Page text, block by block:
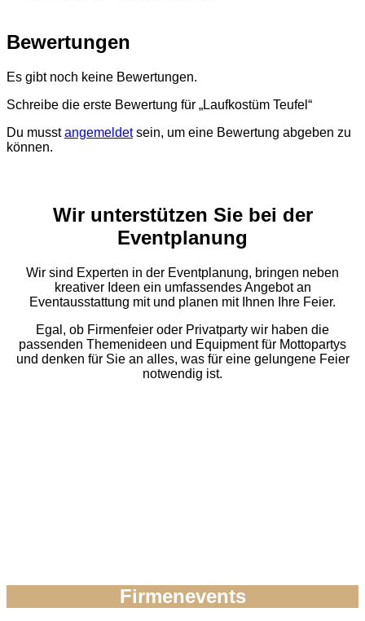
Bewertungen
Es gibt noch keine Bewertungen.
Schreibe die erste Bewertung für „Laufkostüm Teufel“
Du musstangemeldetsein, um eine Bewertung abgeben zu
können.
Wir unterstützen Sie bei der
Eventplanung
Wir sind Experten in der Eventplanung, bringen neben
kreativer Ideen ein umfassendes Angebot an
Eventausstattung mit und planen mit Ihnen Ihre Feier.
Egal, ob Firmenfeier oder Privatparty wir haben die
passenden Themenideen und Equipment für Mottopartys
und denken für Sie an alles, was für eine gelungene Feier
notwendig ist.
Firmenevents